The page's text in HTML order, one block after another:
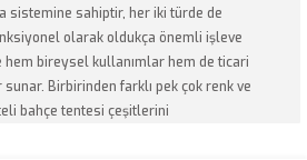
sistemine sahiptir, her iki türde de
olarak oldukça önemli işleve
hem bireysel kullanımlar hem de ticari
Birbirinden farklı pek çok renk ve
bahçe tentesi çeşitlerini